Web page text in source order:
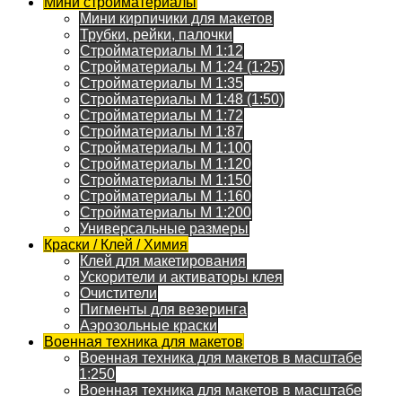
Мини кирпичики для макетов
Трубки, рейки, палочки
Стройматериалы M 1:12
Стройматериалы M 1:24 (1:25)
Стройматериалы M 1:35
Стройматериалы M 1:48 (1:50)
Стройматериалы M 1:72
Стройматериалы M 1:87
Стройматериалы M 1:100
Стройматериалы M 1:120
Стройматериалы M 1:150
Стройматериалы M 1:160
Стройматериалы M 1:200
Универсальные размеры
Краски / Клей / Химия
Клей для макетирования
Ускорители и активаторы клея
Очистители
Пигменты для везеринга
Аэрозольные краски
Военная техника для макетов
Военная техника для макетов в масштабе
1:250
Военная техника для макетов в масштабе